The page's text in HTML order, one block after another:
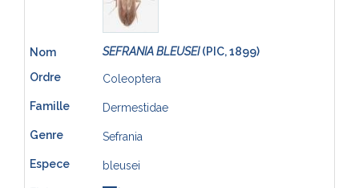
SEFRANIA BLEUSEI(PIC, 1899)
Coleoptera
Dermestidae
Sefrania
bleusei